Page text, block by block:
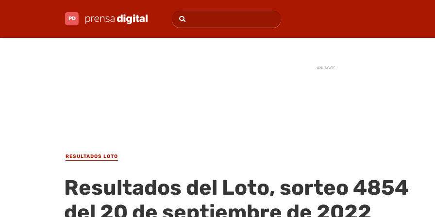
ANUNCIOS
RESULTADOS LOTO
Resultados del Loto, sorteo 4854